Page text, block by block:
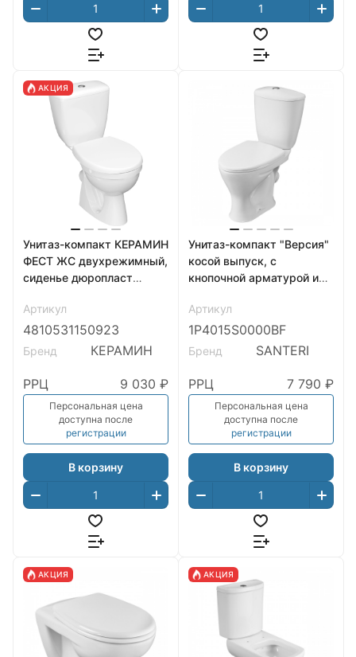
АКЦИЯ
Унитаз-компакт КЕРАМИН
ФЕСТ ЖС двухрежимный,
сиденье дюропласт
(4810531150923)
Артикул
4810531150923
Бренд КЕРАМИН
РРЦ 9 030 ₽
Персональная цена
доступна после
регистрации
В корзину
Унитаз-компакт "Версия"
косой выпуск, с
кнопочной арматурой и
Артикул
1P4015S0000BF
Бренд SANTERI
РРЦ 7 790 ₽
Персональная цена
доступна после
регистрации
В корзину
АКЦИЯ АКЦИЯ